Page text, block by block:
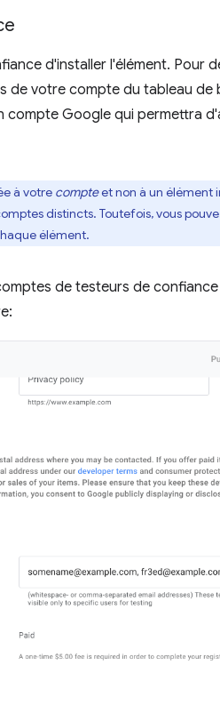
d'installer l'élément. Pour
de votre compte du tableau de
compte Google qui permettra
à votre compteet non à un élément
distincts. Toutefois, vous
élément.
de testeurs de